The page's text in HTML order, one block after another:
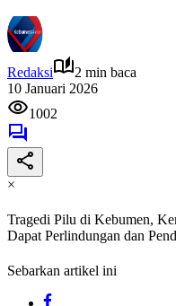
Redaksi
2 min baca
10 Januari 2026
1002
×
Tragedi Pilu di Kebumen,
Dapat Perlindungan dan
Sebarkan artikel ini